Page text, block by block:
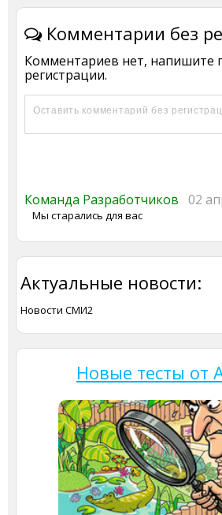
Комментарии без
Комментариев нет, напишите
регистрации.
Команда Разработчиков 02
Мы старались для вас
Актуальные новости:
Новости СМИ2
Новые тесты от